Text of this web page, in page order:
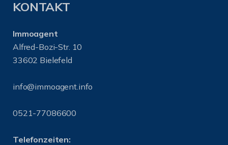
KONTAKT
Immoagent
Alfred-Bozi-Str. 10
33602 Bielefeld
info@immoagent.info
0521-77086600
Telefonzeiten: